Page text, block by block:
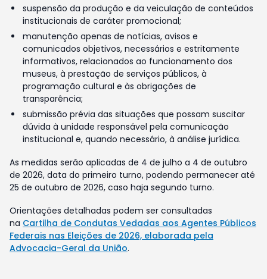
suspensão da produção e da veiculação de conteúdos
institucionais de caráter promocional;
manutenção apenas de notícias, avisos e
comunicados objetivos, necessários e estritamente
informativos, relacionados ao funcionamento dos
museus, à prestação de serviços públicos, à
programação cultural e às obrigações de
transparência;
submissão prévia das situações que possam suscitar
dúvida à unidade responsável pela comunicação
institucional e, quando necessário, à análise jurídica.
As medidas serão aplicadas de 4 de julho a 4 de outubro
de 2026, data do primeiro turno, podendo permanecer até
25 de outubro de 2026, caso haja segundo turno.
Orientações detalhadas podem ser consultadas
na Cartilha de Condutas Vedadas aos Agentes Públicos
Federais nas Eleições de 2026, elaborada pela
Advocacia-Geral da União.